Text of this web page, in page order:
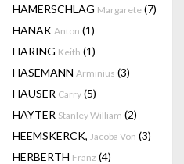
HAMERSCHLAG Margarete (7)
HANAK Anton (1)
HARING Keith (1)
HASEMANN Arminius (3)
HAUSER Carry (5)
HAYTER Stanley William (2)
HEEMSKERCK, Jacoba Von (3)
HERBERTH Franz (4)